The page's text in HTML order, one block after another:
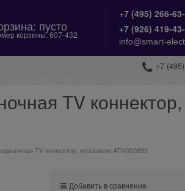
пусто
корзины: 607-432
+7 (495) 266-
+7 (926) 419-
info@smart-
+7
TV коннектор,
TV коннектор, механизм ATN000693
Добавить в сравнение